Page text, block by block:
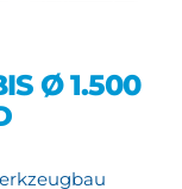
Ø 1.500